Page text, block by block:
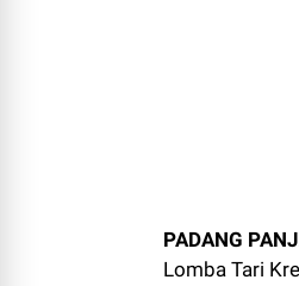
PADANG
Lomba Tari